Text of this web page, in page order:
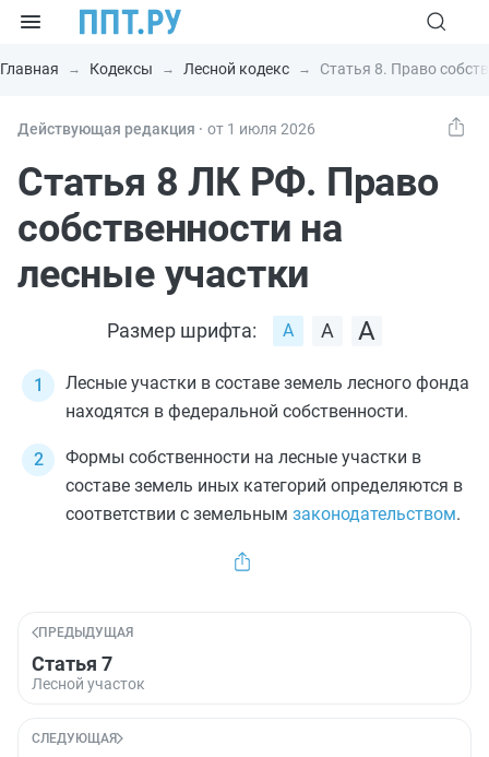
Главная Кодексы Лесной кодекс Статья 8. Право
Действующая редакция ⸱ от 1 июля 2026
Статья 8 ЛК РФ. Право
собственности на
лесные участки
Размер шрифта:
Лесные участки в составе земель лесного фонда
находятся в федеральной собственности.
Формы собственности на лесные участки в
составе земель иных категорий определяются в
соответствии с земельным законодательством.
ПРЕДЫДУЩАЯ
Статья 7
Лесной участок
СЛЕДУЮЩАЯ